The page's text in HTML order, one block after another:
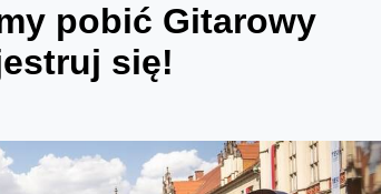
pobić Gitarowy
się!